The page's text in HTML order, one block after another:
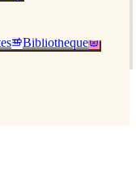
Bibliothèque